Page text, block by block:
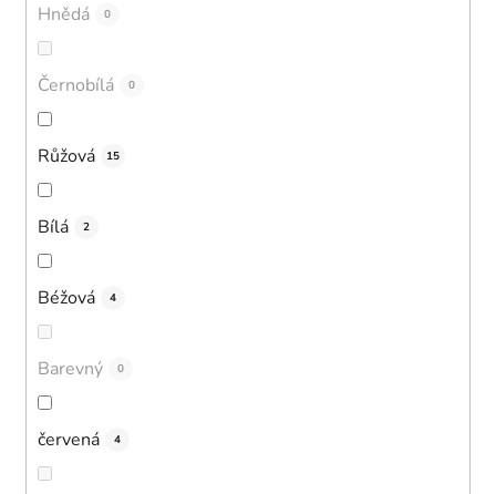
Hnědá 0
Černobílá 0
Růžová 15
Bílá 2
Béžová 4
Barevný 0
červená 4